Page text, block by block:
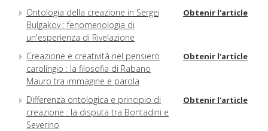
Ontologia della creazione in Sergej
Bulgakov : fenomenologia di
un'esperienza di Rivelazione
Obtenir l'article
Creazione e creatività nel pensiero
carolingio : la filosofia di Rabano
Mauro tra immagine e parola
Obtenir l'article
Differenza ontologica e principio di
creazione : la disputa tra Bontadini e
Severino
Obtenir l'article